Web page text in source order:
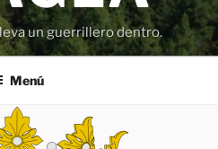
un guerrillero dentro.
Menú